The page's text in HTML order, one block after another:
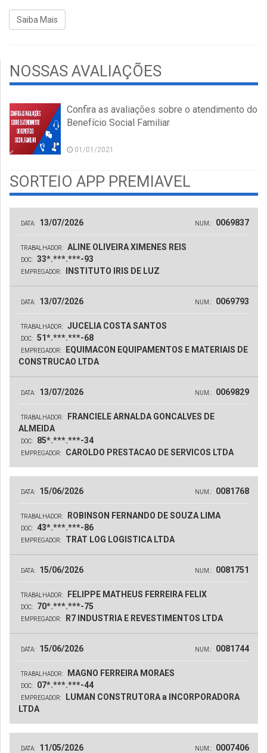
Saiba Mais
NOSSAS AVALIAÇÕES
Confira as avaliações sobre o atendimento do
Benefício Social Familiar
01/01/2021
SORTEIO APP PREMIAVEL
DATA: 13/07/2026 NUM.: 0069837
TRABALHADOR: ALINE OLIVEIRA XIMENES REIS
DOC: 33*.***.***-93
EMPREGADOR: INSTITUTO IRIS DE LUZ
DATA: 13/07/2026 NUM.: 0069793
TRABALHADOR: JUCELIA COSTA SANTOS
DOC: 51*.***.***-68
EMPREGADOR:
EQUIMACON EQUIPAMENTOS E MATERIAIS DE
CONSTRUCAO LTDA
DATA: 13/07/2026 NUM.: 0069829
TRABALHADOR:
FRANCIELE ARNALDA GONCALVES DE
ALMEIDA
DOC: 85*.***.***-34
EMPREGADOR: CAROLDO PRESTACAO DE SERVICOS LTDA
DATA: 15/06/2026 NUM.: 0081768
TRABALHADOR: ROBINSON FERNANDO DE SOUZA LIMA
DOC: 43*.***.***-86
EMPREGADOR: TRAT LOG LOGISTICA LTDA
DATA: 15/06/2026 NUM.: 0081751
TRABALHADOR: FELIPPE MATHEUS FERREIRA FELIX
DOC: 70*.***.***-75
EMPREGADOR: R7 INDUSTRIA E REVESTIMENTOS LTDA
DATA: 15/06/2026 NUM.: 0081744
TRABALHADOR: MAGNO FERREIRA MORAES
DOC: 07*.***.***-44
EMPREGADOR:
LUMAN CONSTRUTORA a INCORPORADORA
LTDA
DATA: 11/05/2026 NUM.: 0007406